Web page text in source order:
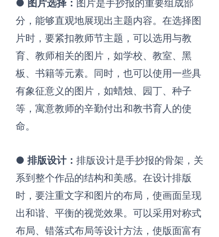
企业版申请试用
帮助支持
获取详细功能指南和技术支持
知识分享社区
探索创意灵感与高效协作技巧
定价
● 图片选择 ： 图片是手抄报的重要组成部
分，能够直观地展现出主题内容。在选择图
片时，要紧扣教师节主题，可以选用与教
育、教师相关的图片，如学校、教室、黑
板、书籍等元素。同时，也可以使用一些具
有象征意义的图片，如蜡烛、园丁、种子
等，寓意教师的辛勤付出和教书育人的使
命。
● 排版设计： 排版设计是手抄报的骨架，关
系到整个作品的结构和美感。在设计排版
时，要注重文字和图片的布局，使画面呈现
出和谐、平衡的视觉效果。可以采用对称式
布局、错落式布局等设计方法，使版面富有